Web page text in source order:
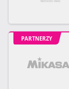
PARTNERZY